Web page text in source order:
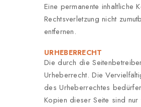
Eine permanente inhaltliche
Rechtsverletzung nicht
entfernen.
URHEBERRECHT
Die durch die
Urheberrecht. Die
des Urheberrechtes
Kopien dieser Seite sind